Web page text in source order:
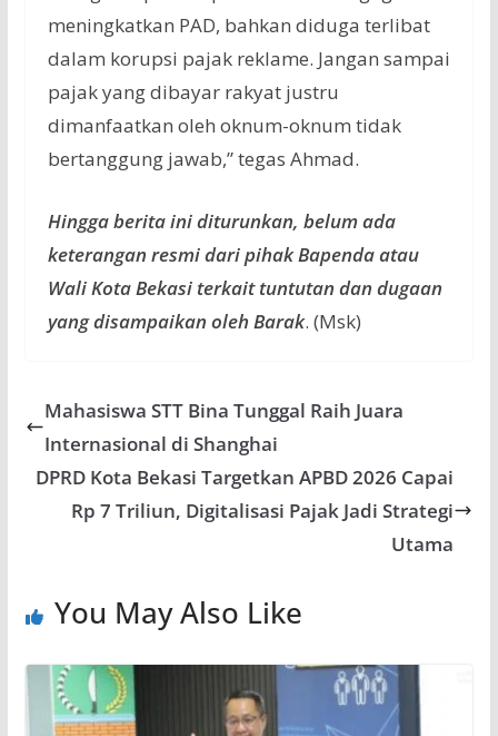
meningkatkan PAD, bahkan diduga terlibat
dalam korupsi pajak reklame. Jangan sampai
pajak yang dibayar rakyat justru
dimanfaatkan oleh oknum-oknum tidak
bertanggung jawab,” tegas Ahmad.
Hingga berita ini diturunkan, belum ada
keterangan resmi dari pihak Bapenda atau
Wali Kota Bekasi terkait tuntutan dan dugaan
yang disampaikan oleh Barak. (Msk)
Mahasiswa STT Bina Tunggal Raih Juara
Internasional di Shanghai
DPRD Kota Bekasi Targetkan APBD 2026 Capai
Rp 7 Triliun, Digitalisasi Pajak Jadi Strategi
Utama
You May Also Like